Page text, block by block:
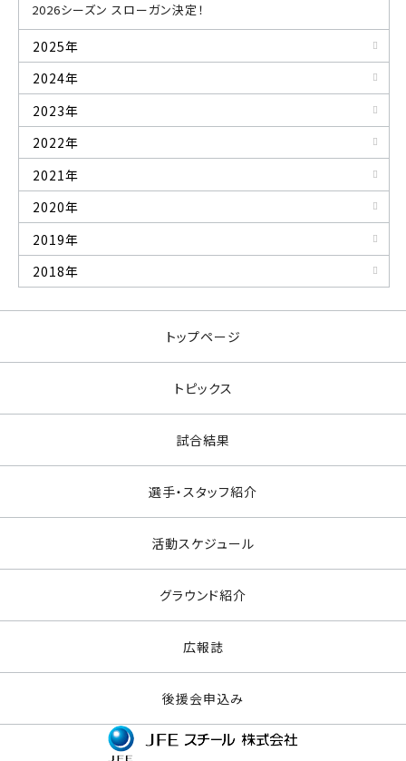
2026シーズン スローガン決定！
2025年
2024年
2023年
2022年
2021年
2020年
2019年
2018年
トップページ
トピックス
試合結果
選手・スタッフ紹介
活動スケジュール
グラウンド紹介
広報誌
後援会申込み